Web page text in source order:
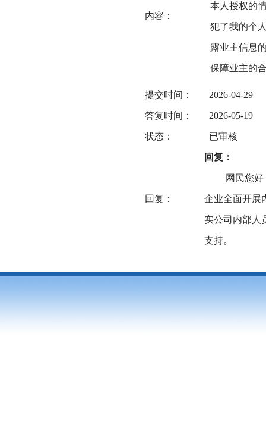
内容：
本人授权的
犯了我的个
露业主信息
保障业主的
提交时间： 2026-04-29
答复时间： 2026-05-19
状态： 已审核
回复：
回复：
网民您好！
企业全面开展
实公司内部人
支持。